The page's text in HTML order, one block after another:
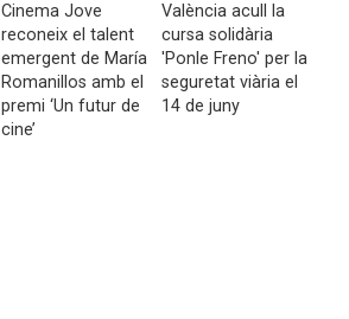
Cinema Jove
reconeix el talent
emergent de María
Romanillos amb el
premi ‘Un futur de
cine’
València acull la
cursa solidària
'Ponle Freno' per la
seguretat viària el
14 de juny